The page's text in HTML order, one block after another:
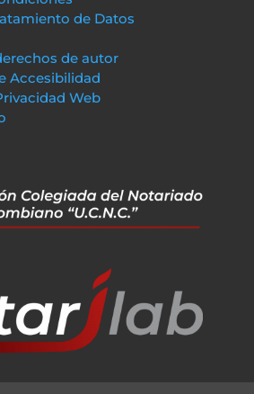
de Datos
de autor
Accesibilidad
Web